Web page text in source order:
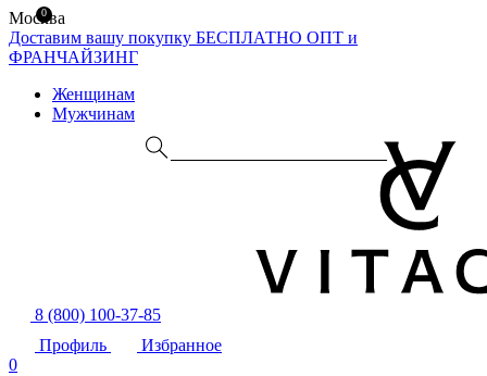
Москва
Доставим вашу покупку БЕСПЛАТНО ОПТ и
ФРАНЧАЙЗИНГ
Женщинам
Мужчинам
8 (800) 100-37-85
Профиль
Избранное
0
0